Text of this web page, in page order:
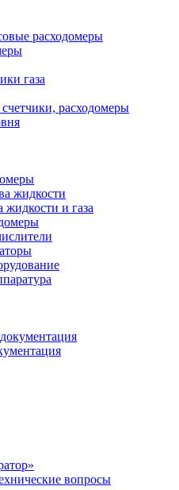
расходомеры
газа
расходомеры
жидкости
и газа
вопросы